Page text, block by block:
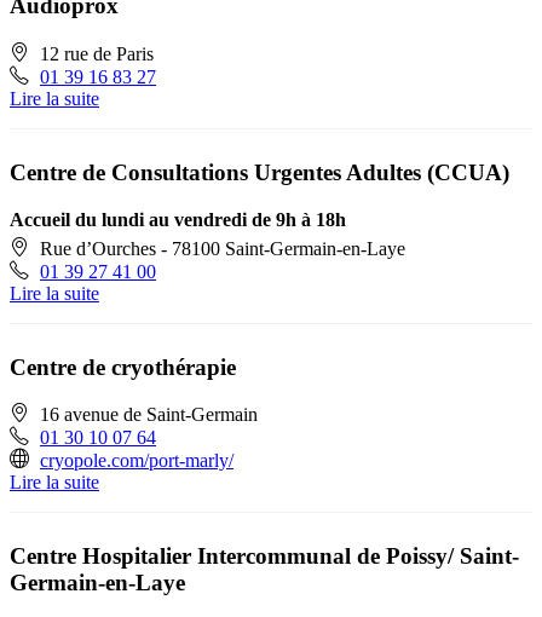
Audioprox
12 rue de Paris
01 39 16 83 27
Lire la suite
Centre de Consultations Urgentes Adultes (CCUA)
Accueil du lundi au vendredi de 9h à 18h
Rue d’Ourches - 78100 Saint-Germain-en-Laye
01 39 27 41 00
Lire la suite
Centre de cryothérapie
16 avenue de Saint-Germain
01 30 10 07 64
cryopole.com/port-marly/
Lire la suite
Centre Hospitalier Intercommunal de Poissy/ Saint-
Germain-en-Laye